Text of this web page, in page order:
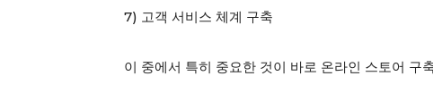
7) 고객 서비스 체계 구축
이 중에서 특히 중요한 것이 바로 온라인 스토어 구